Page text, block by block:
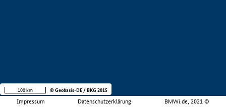
Impressum Datenschutzerklärung BMWi.de, 2021 ©
100 km © Geobasis-DE / BKG 2015